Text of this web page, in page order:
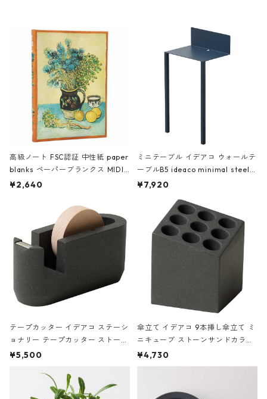
高級ノート FSC認証 中性紙 paper
blanks ペーパーブランクス MIDI
ハードカバー 罫線 ヴァン・ゴッホ
¥2,640
ミニテーブル イデアコ ウォールテ
ーブルB5 ideaco minimal steel f
urniture WALL Table B5 ネイビー
¥7,920
テープカッター イデアコ ステーシ
ョナリー テープカッター ストーン
サンドカラー 石調 ideaco Station
¥5,500
傘立て イデアコ 9本挿し傘立て ミ
ニキューブ ストーンサンドカラー
石調 ideaco Umbrella Stand CUB
E ストーンサンドブラック
¥4,730